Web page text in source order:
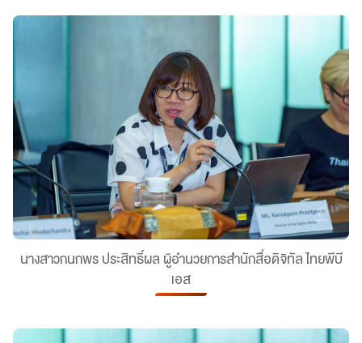
นางสาวกนกพร ประสิทธิ์ผล ผู้อำนวยการสำนักสื่อดิจิทัล ไทยพีบี
เอส